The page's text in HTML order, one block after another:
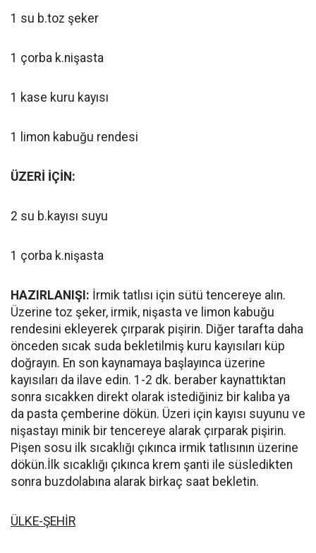
1 su b.toz şeker
1 çorba k.nişasta
1 kase kuru kayısı
1 limon kabuğu rendesi
ÜZERİ İÇİN:
2 su b.kayısı suyu
1 çorba k.nişasta
HAZIRLANIŞI: İrmik tatlısı için sütü tencereye alın.
Üzerine toz şeker, irmik, nişasta ve limon kabuğu
rendesini ekleyerek çırparak pişirin. Diğer tarafta daha
önceden sıcak suda bekletilmiş kuru kayısıları küp
doğrayın. En son kaynamaya başlayınca üzerine
kayısıları da ilave edin. 1-2 dk. beraber kaynattıktan
sonra sıcakken direkt olarak istediğiniz bir kalıba ya
da pasta çemberine dökün. Üzeri için kayısı suyunu ve
nişastayı minik bir tencereye alarak çırparak pişirin.
Pişen sosu ilk sıcaklığı çıkınca irmik tatlısının üzerine
dökün.İlk sıcaklığı çıkınca krem şanti ile süsledikten
sonra buzdolabına alarak birkaç saat bekletin.
ÜLKE-ŞEHİR